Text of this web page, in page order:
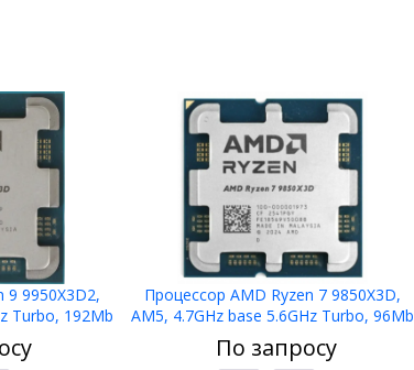
9 9950X3D2,
Turbo, 192Mb
32T, 100-
Процессор AMD Ryzen 7 9850X3D,
AM5, 4.7GHz base 5.6GHz Turbo, 96Mb
L3, 8C/16T, 100-000001973, TRAY
По запросу